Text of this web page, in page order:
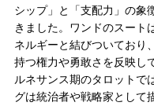
シップ」と「支配力」の象
きました。ワンドのスート
ネルギーと結びついており
持つ権力や勇敢さを反映し
ルネサンス期のタロットで
グは統治者や戦略家として